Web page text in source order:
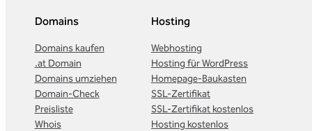
Domains
Domains kaufen
.at Domain
Domains umziehen
Domain-Check
Preisliste
Whois
Hosting
Webhosting
Hosting für WordPress
Homepage-Baukasten
SSL-Zertifikat
SSL-Zertifikat kostenlos
Hosting kostenlos